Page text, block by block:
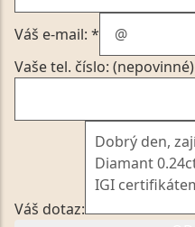
Váš e-mail: *
Vaše tel. číslo: (nepovinné)
Váš dotaz: